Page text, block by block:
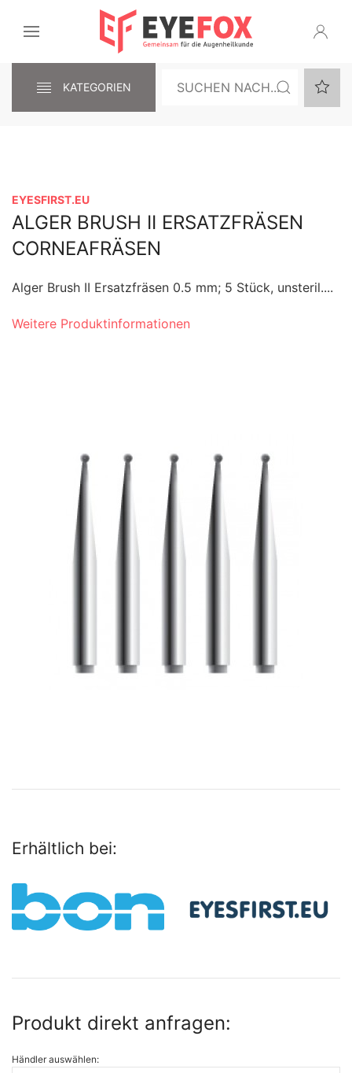
KATEGORIEN
EYESFIRST.EU
ALGER BRUSH II ERSATZFRÄSEN
CORNEAFRÄSEN
Alger Brush II Ersatzfräsen 0.5 mm; 5 Stück, unsteril....
Weitere Produktinformationen
Erhältlich bei:
Produkt direkt anfragen:
Händler auswählen: